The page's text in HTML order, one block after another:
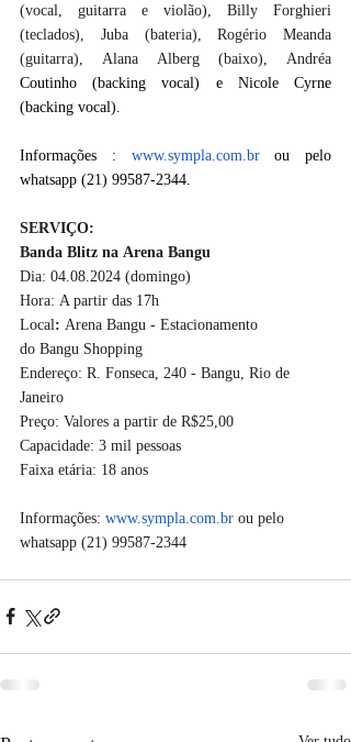
(vocal, guitarra e violão), Billy Forghieri
(teclados), Juba (bateria), Rogério Meanda
(guitarra), Alana Alberg (baixo), Andréa
Coutinho (backing vocal) e Nicole Cyrne
(backing vocal).
Informações : www.sympla.com.br ou pelo
whatsapp (21) 99587-2344.
SERVIÇO:
Banda Blitz na Arena Bangu
Dia: 04.08.2024 (domingo)
Hora: A partir das 17h
Local : Arena Bangu - Estacionamento
do Bangu Shopping
Endereço: R. Fonseca, 240 - Bangu, Rio de
Janeiro
Preço: Valores a partir de R$25,00
Capacidade: 3 mil pessoas
Faixa etária: 18 anos
Informações: www.sympla.com.br ou pelo
whatsapp (21) 99587-2344